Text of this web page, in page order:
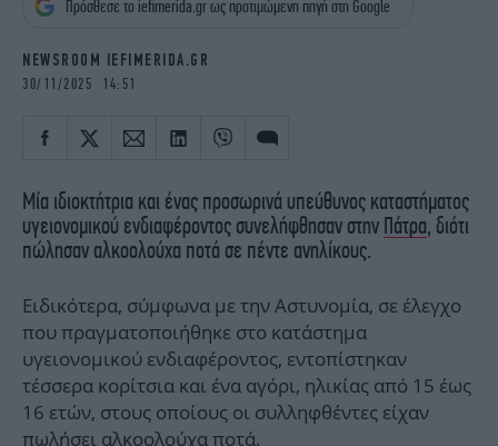
iBOOKS
ΖΩΔΙΑ
MEDIA
NEWSLETTER
Πρόσθεσε το iefimerida.gr ως προτιμώμενη πηγή στη Google
NEWSROOM IEFIMERIDA.GR
30/11/2025 14:51
Μία ιδιοκτήτρια και ένας προσωρινά υπεύθυνος καταστήματος
υγειονομικού ενδιαφέροντος συνελήφθησαν στην Πάτρα, διότι
πώλησαν αλκοολούχα ποτά σε πέντε ανηλίκους.
Ειδικότερα, σύμφωνα με την Αστυνομία, σε έλεγχο
που πραγματοποιήθηκε στο κατάστημα
υγειονομικού ενδιαφέροντος, εντοπίστηκαν
τέσσερα κορίτσια και ένα αγόρι, ηλικίας από 15 έως
16 ετών, στους οποίους οι συλληφθέντες είχαν
πωλήσει αλκοολούχα ποτά.